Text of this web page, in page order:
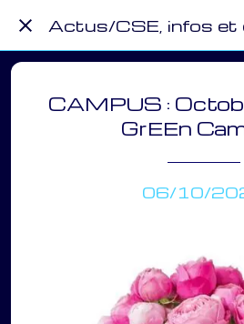
Actus/CSE, infos et
CAMPUS :
GrEEn
06/10/